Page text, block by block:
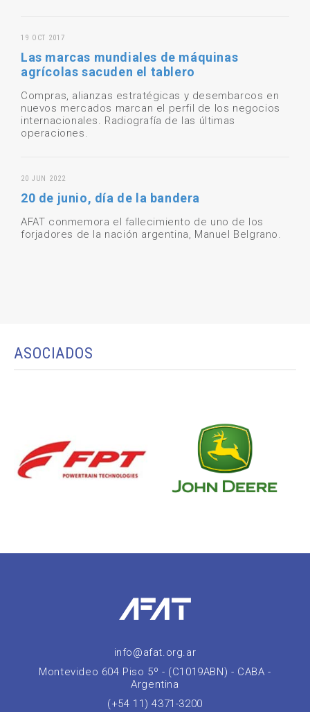
19 OCT 2017
Las marcas mundiales de máquinas
agrícolas sacuden el tablero
Compras, alianzas estratégicas y desembarcos en
nuevos mercados marcan el perfil de los negocios
internacionales. Radiografía de las últimas
operaciones.
20 JUN 2022
20 de junio, día de la bandera
AFAT conmemora el fallecimiento de uno de los
forjadores de la nación argentina, Manuel Belgrano.
ASOCIADOS
info@afat.org.ar
Montevideo 604 Piso 5º - (C1019ABN) - CABA -
Argentina
(+54 11) 4371-3200